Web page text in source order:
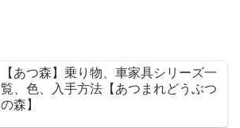
【あつ森】乗り物、車家具シリーズ一
覧、色、入手方法【あつまれどうぶつ
の森】